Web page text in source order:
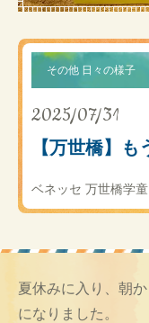
その他 日々の様子
2025/07/31
【万世橋】も
ベネッセ 万世橋学
夏休みに入り、朝
になりました。